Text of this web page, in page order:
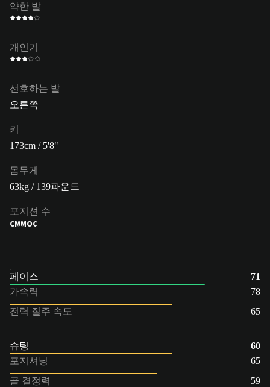
약한 발
개인기
선호하는 발
오른쪽
키
173cm / 5'8"
몸무게
63kg / 139파운드
포지션 수
CMMOC
페이스
71
가속력
78
전력 질주 속도
65
슈팅
60
포지셔닝
65
골 결정력
59